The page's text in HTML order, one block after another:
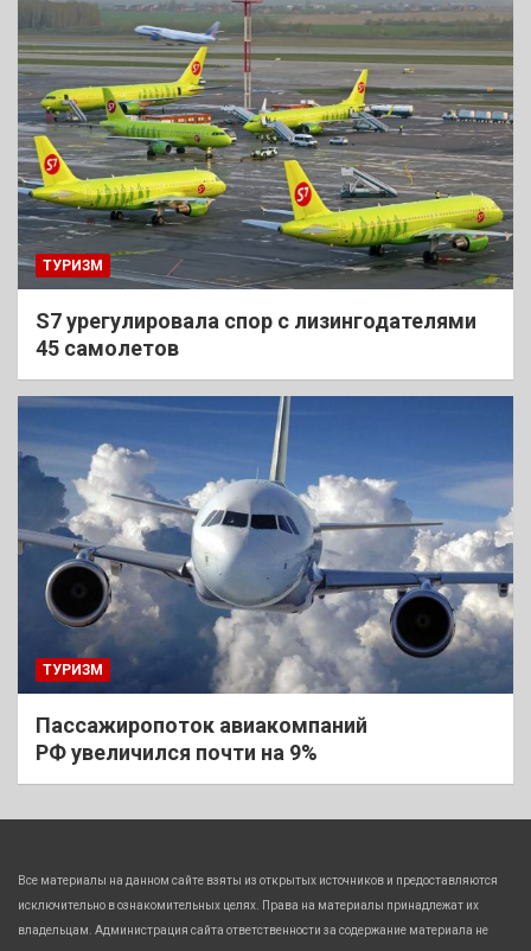
ТУРИЗМ
S7 урегулировала спор с лизингодателями
45 самолетов
ТУРИЗМ
Пассажиропоток авиакомпаний
РФ увеличился почти на 9%
Все материалы на данном сайте взяты из открытых источников и предоставляются
исключительно в ознакомительных целях. Права на материалы принадлежат их
владельцам. Администрация сайта ответственности за содержание материала не